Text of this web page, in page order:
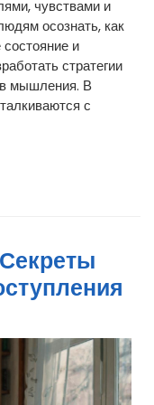
чувствами и
осознать, как
и
стратегии
мышления. В
с